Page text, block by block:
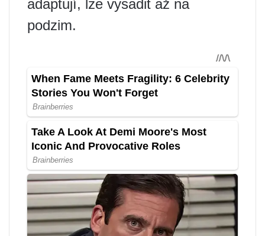
adaptují, lze vysadit až na
podzim.